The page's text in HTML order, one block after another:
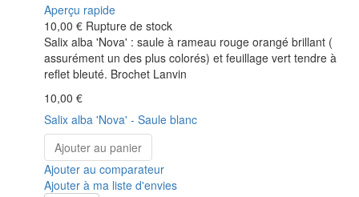
Aperçu rapide
10,00 € Rupture de stock
Salix alba 'Nova' : saule à rameau rouge orangé brillant (
assurément un des plus colorés) et feuillage vert tendre à
reflet bleuté. Brochet Lanvin
10,00 €
Salix alba 'Nova' - Saule blanc
Ajouter au panier
Ajouter au comparateur
Ajouter à ma liste d'envies